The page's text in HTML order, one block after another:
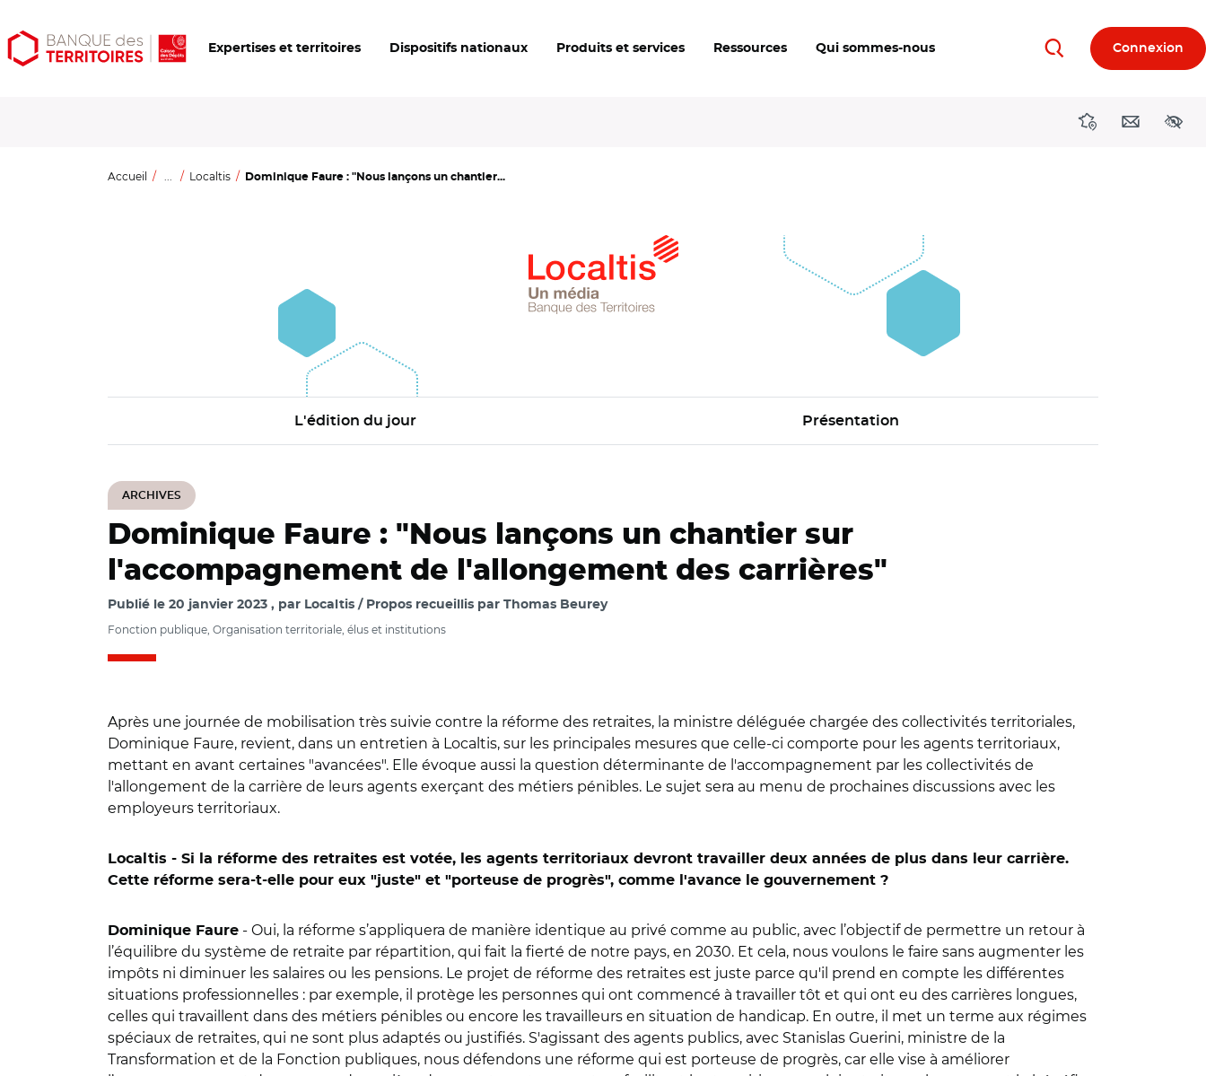
Aller
au
Aller
au
Ouvrir
les
Expertises et territoires Dispositifs nationaux Produits et services Ressources Qui sommes-nous RechercherConnexion
DirectionsContact
Accueil ... Localtis Dominique Faure : "Nous lançons un chantier...
L'édition du jour Présentation
ARCHIVES
Dominique Faure : "Nous lançons un chantier sur
l'accompagnement de l'allongement des carrières"
Publié le 20 janvier 2023 par Localtis / Propos recueillis par Thomas Beurey
Fonction publique, Organisation territoriale, élus et institutions
Après une journée de mobilisation très suivie contre la réforme des retraites, la ministre déléguée chargée des collectivités territoriales,
Dominique Faure, revient, dans un entretien à Localtis, sur les principales mesures que celle-ci comporte pour les agents territoriaux,
mettant en avant certaines "avancées". Elle évoque aussi la question déterminante de l'accompagnement par les collectivités de
l'allongement de la carrière de leurs agents exerçant des métiers pénibles. Le sujet sera au menu de prochaines discussions avec les
employeurs territoriaux.
Localtis - Si la réforme des retraites est votée, les agents territoriaux devront travailler deux années de plus dans leur carrière.
Cette réforme sera-t-elle pour eux "juste" et "porteuse de progrès", comme l'avance le gouvernement ?
Dominique Faure - Oui, la réforme s’appliquera de manière identique au privé comme au public, avec l’objectif de permettre un retour à
l’équilibre du système de retraite par répartition, qui fait la fierté de notre pays, en 2030. Et cela, nous voulons le faire sans augmenter les
impôts ni diminuer les salaires ou les pensions. Le projet de réforme des retraites est juste parce qu'il prend en compte les différentes
situations professionnelles : par exemple, il protège les personnes qui ont commencé à travailler tôt et qui ont eu des carrières longues,
celles qui travaillent dans des métiers pénibles ou encore les travailleurs en situation de handicap. En outre, il met un terme aux régimes
spéciaux de retraites, qui ne sont plus adaptés ou justifiés. S'agissant des agents publics, avec Stanislas Guerini, ministre de la
Transformation et de la Fonction publiques, nous défendons une réforme qui est porteuse de progrès, car elle vise à améliorer